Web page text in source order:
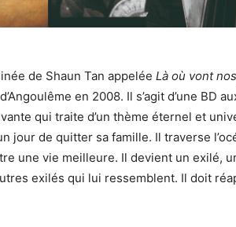
de Shaun Tan appelée Là où vont
en 2008. Il s’agit d’une BD
qui traite d’un thème éternel et
jour de quitter sa famille. Il traverse
une vie meilleure. Il devient un exilé,
exilés qui lui ressemblent. Il doit